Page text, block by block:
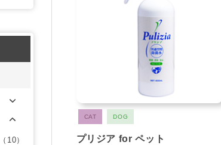
CAT DOG
プリジア for ペット
（10）